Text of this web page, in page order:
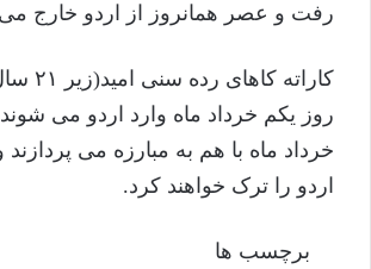
رفت و عصر همانروز از اردو خارج
کاراته
روز یکم خرداد ماه وارد اردو می
خرداد ماه با هم به مبارزه می
اردو را ترک خواهند کرد.
برچسب ها